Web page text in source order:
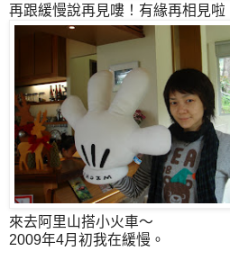
再跟緩慢說再見嘍！有緣再相見啦
來去阿里山搭小火車～
2009年4月初我在緩慢。